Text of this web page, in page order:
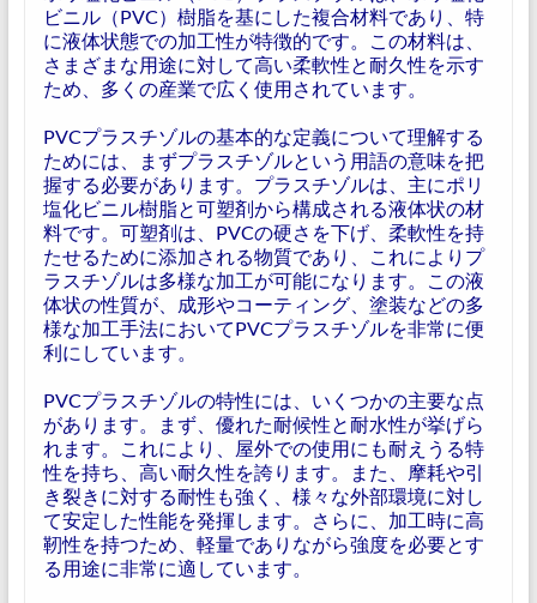
ビニル（PVC）樹脂を基にした複合材料であり、特
に液体状態での加工性が特徴的です。この材料は、
さまざまな用途に対して高い柔軟性と耐久性を示す
ため、多くの産業で広く使用されています。
PVCプラスチゾルの基本的な定義について理解する
ためには、まずプラスチゾルという用語の意味を把
握する必要があります。プラスチゾルは、主にポリ
塩化ビニル樹脂と可塑剤から構成される液体状の材
料です。可塑剤は、PVCの硬さを下げ、柔軟性を持
たせるために添加される物質であり、これによりプ
ラスチゾルは多様な加工が可能になります。この液
体状の性質が、成形やコーティング、塗装などの多
様な加工手法においてPVCプラスチゾルを非常に便
利にしています。
PVCプラスチゾルの特性には、いくつかの主要な点
があります。まず、優れた耐候性と耐水性が挙げら
れます。これにより、屋外での使用にも耐えうる特
性を持ち、高い耐久性を誇ります。また、摩耗や引
き裂きに対する耐性も強く、様々な外部環境に対し
て安定した性能を発揮します。さらに、加工時に高
靭性を持つため、軽量でありながら強度を必要とす
る用途に非常に適しています。